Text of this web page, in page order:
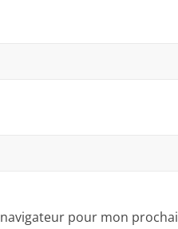
pour mon